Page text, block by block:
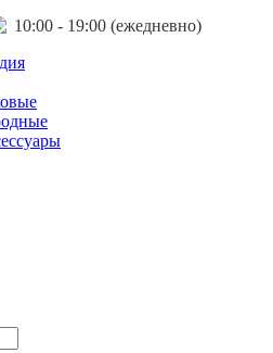
10:00 - 19:00 (ежедневно)